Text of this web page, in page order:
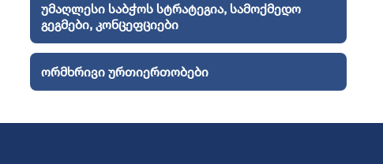
უმაღლესი საბჭოს სტრატეგია, სამოქმედო
გეგმები, კონცეფციები
ორმხრივი ურთიერთობები